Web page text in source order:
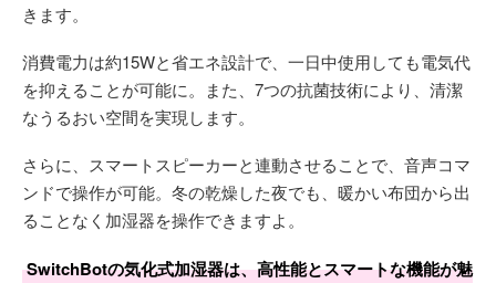
きます。
消費電力は約15Wと省エネ設計で、一日中使用しても電気代
を抑えることが可能に。また、7つの抗菌技術により、清潔
なうるおい空間を実現します。
さらに、スマートスピーカーと連動させることで、音声コマ
ンドで操作が可能。冬の乾燥した夜でも、暖かい布団から出
ることなく加湿器を操作できますよ。
SwitchBotの気化式加湿器は、高性能とスマートな機能が魅